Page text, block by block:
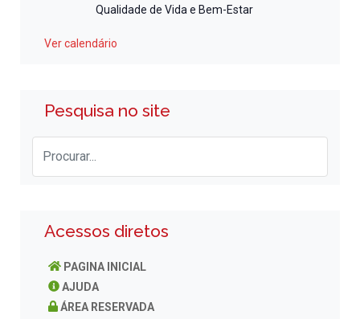
Qualidade de Vida e Bem-Estar
Ver calendário
Pesquisa no site
Acessos diretos
PAGINA INICIAL
AJUDA
ÁREA RESERVADA